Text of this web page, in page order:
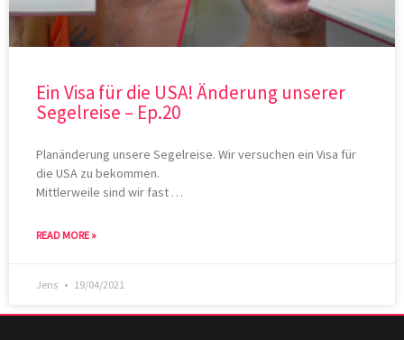
Ein Visa für die USA! Änderung unserer
Segelreise – Ep.20
Planänderung unsere Segelreise. Wir versuchen ein Visa für
die USA zu bekommen.
Mittlerweile sind wir fast …
READ MORE »
Jens 19/04/2021